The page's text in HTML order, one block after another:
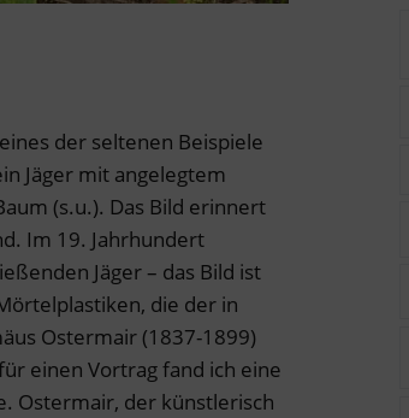
der seltenen Beispiele
Jäger mit angelegtem
(s.u.). Das Bild erinnert
Im 19. Jahrhundert
Jäger – das Bild ist
die der in
Ostermair (1837-1899)
einen Vortrag fand ich eine
Ostermair, der künstlerisch